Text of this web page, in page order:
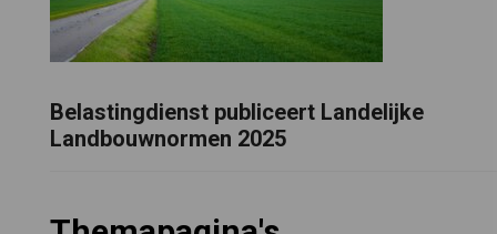
Belastingdienst publiceert Landelijke
Landbouwnormen 2025